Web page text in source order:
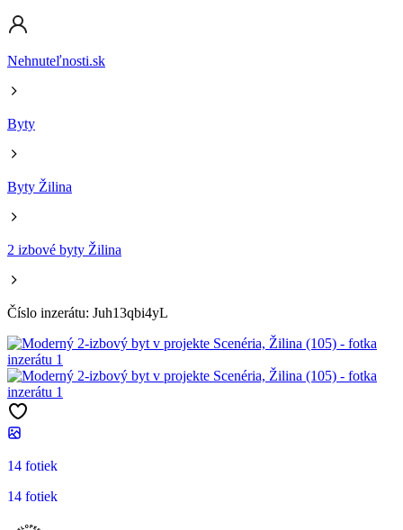
Nehnuteľnosti.sk
Byty
Byty Žilina
2 izbové byty Žilina
Číslo inzerátu: Juh13qbi4yL
14 fotiek
14 fotiek